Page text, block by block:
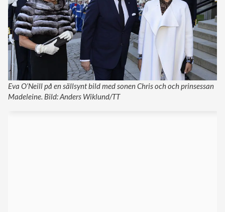
Eva O’Neill på en sällsynt bild med sonen Chris och och prinsessan
Madeleine. Bild: Anders Wiklund/TT